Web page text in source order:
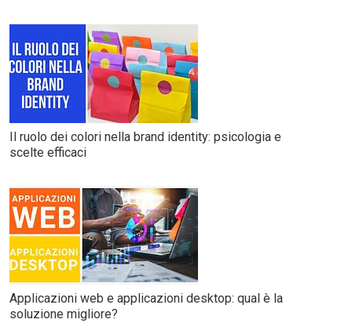
Il ruolo dei colori nella brand identity: psicologia e
scelte efficaci
Applicazioni web e applicazioni desktop: qual è la
soluzione migliore?